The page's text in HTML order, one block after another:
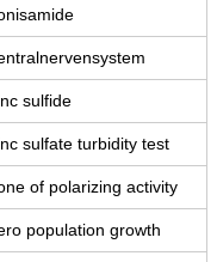
sulfide
sulfate turbidity test
of polarizing activity
population growth